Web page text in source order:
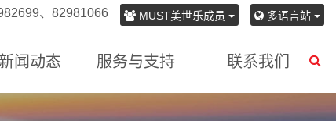
多语言站
MUST美世乐成员
、82981066
新闻动态 服务与支持 联系我们